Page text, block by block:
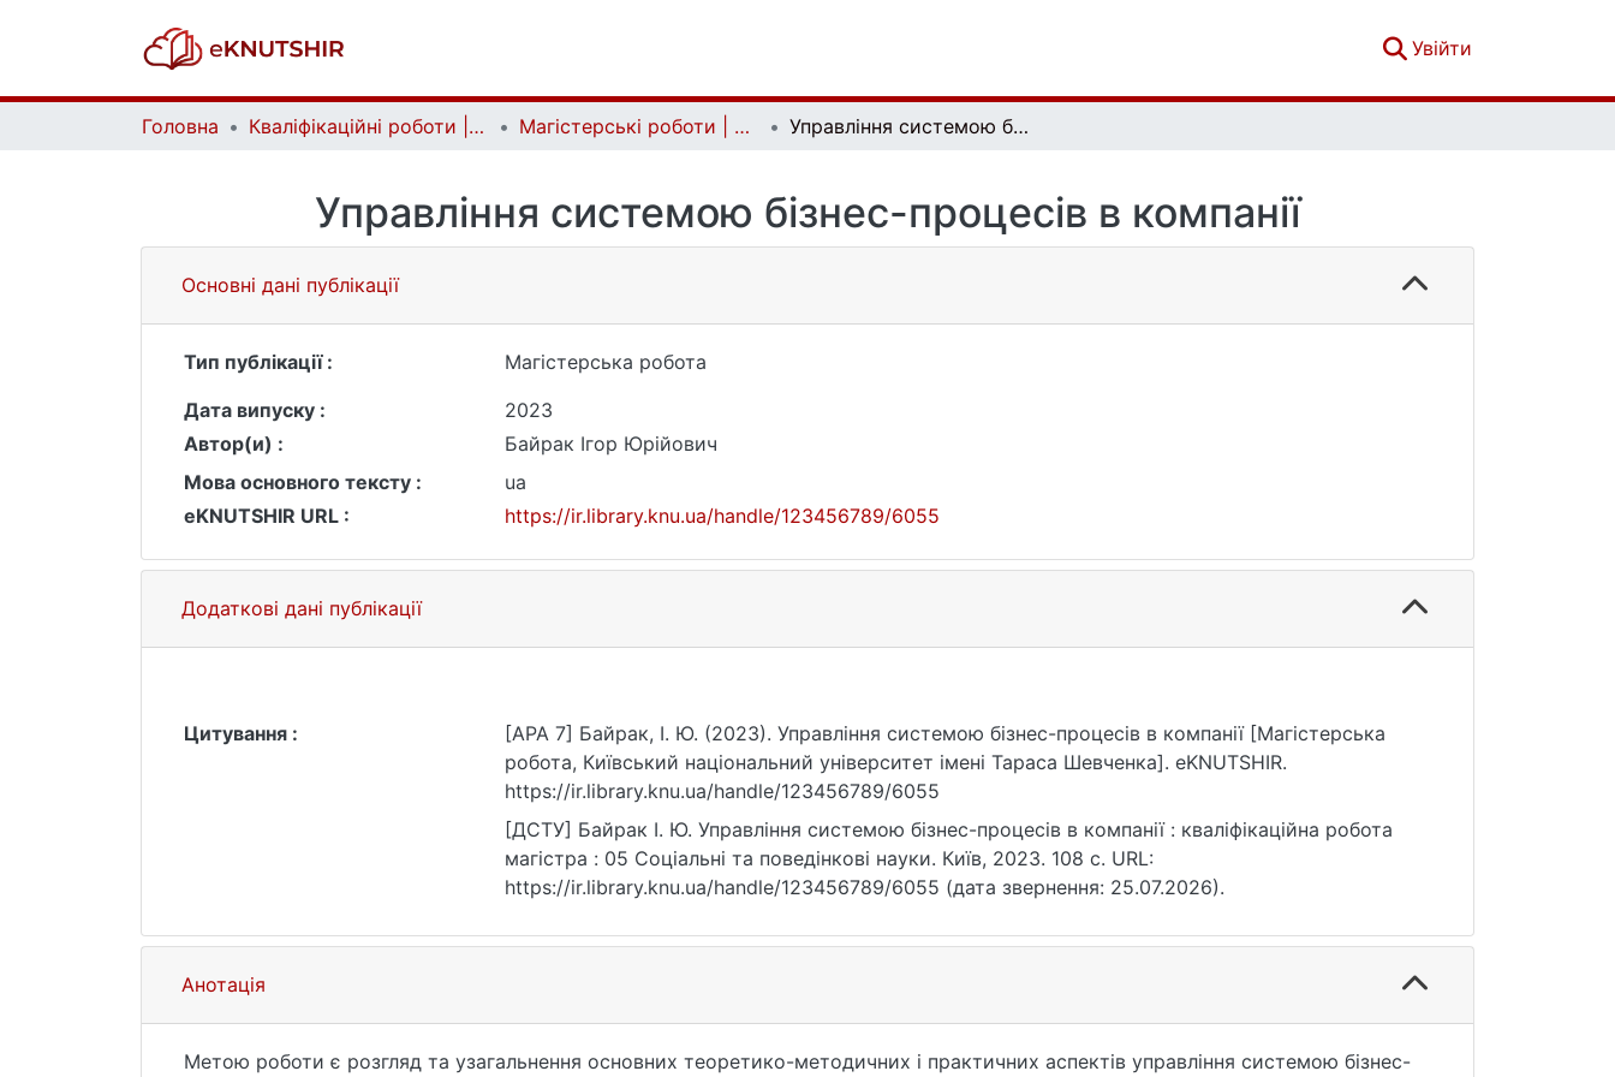
Увійти
Головна Кваліфікаційні роботи | Qualifying works Магістерські роботи | Master's theses Управління системою бізнес-процесів в компанії
Управління системою бізнес-процесів в компанії
Основні дані публікації
Тип публікації :
Магістерська робота
Дата випуску :
2023
Автор(и) :
Байрак Ігор Юрійович
Мова основного тексту :
ua
eKNUTSHIR URL :
https://ir.library.knu.ua/handle/123456789/6055
Додаткові дані публікації
Цитування :
[APA 7] Байрак, І. Ю. (2023). Управління системою бізнес-процесів в компанії [Магістерська
робота, Київський національний університет імені Тараса Шевченка]. eKNUTSHIR.
https://ir.library.knu.ua/handle/123456789/6055
[ДСТУ] Байрак І. Ю. Управління системою бізнес-процесів в компанії : кваліфікаційна робота
магістра : 05 Соціальні та поведінкові науки. Київ, 2023. 108 с. URL:
https://ir.library.knu.ua/handle/123456789/6055 (дата звернення: 25.07.2026).
Анотація
Метою роботи є розгляд та узагальнення основних теоретико-методичних і практичних аспектів управління системою бізнес-